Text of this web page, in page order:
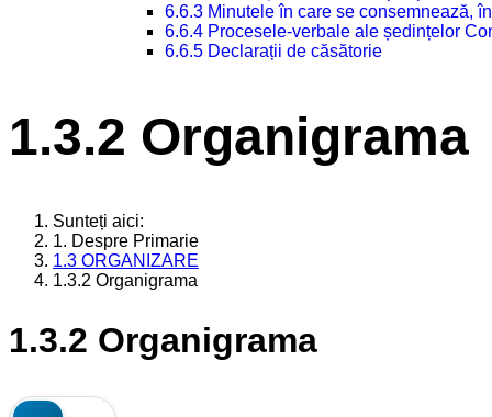
6.6.3 Minutele în care se consemnează,
6.6.4 Procesele-verbale ale ședințelor
6.6.5 Declarații de căsătorie
1.3.2 Organigrama
Sunteți aici:
1. Despre Primarie
1.3 ORGANIZARE
1.3.2 Organigrama
1.3.2 Organigrama